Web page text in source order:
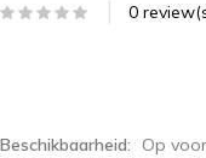
0
Beschikbaarheid: Op